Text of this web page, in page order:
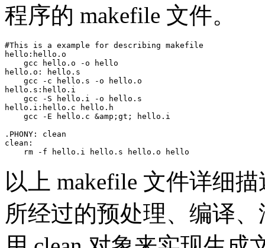
程序的 makefile 文件。
#This is a example for describing makefile
hello:hello.o
    gcc hello.o -o hello
hello.o: hello.s
    gcc -c hello.s -o hello.o
hello.s:hello.i
    gcc -S hello.i -o hello.s
hello.i:hello.c hello.h
    gcc -E hello.c &amp;gt; hello.i
.PHONY: clean
clean:
    rm -f hello.i hello.s hello.o hello
以上 makefile 文件详细
所经过的预处理、编译